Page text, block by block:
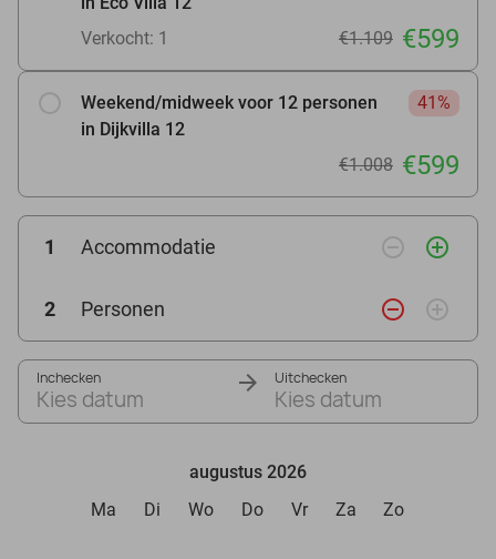
Verkocht: 1 €1.109 €599
Weekend/midweek voor 12 personen
in Dijkvilla 12
41%
€1.008 €599
1 Accommodatie remove_circle_outline add_circle_outline
2 Personen remove_circle_outline add_circle_outline
Inchecken
Kies datum
Uitchecken
Kies datum
augustus 2026
Ma
Di Wo Do Vr Za Zo